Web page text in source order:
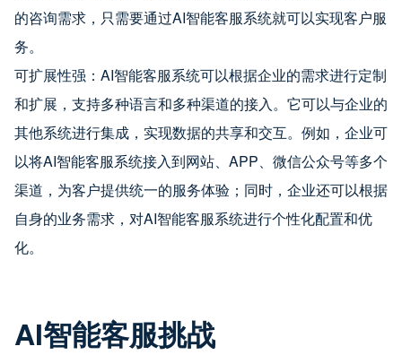
的咨询需求，只需要通过AI智能客服系统就可以实现客户服
务。
可扩展性强：AI智能客服系统可以根据企业的需求进行定制
和扩展，支持多种语言和多种渠道的接入。它可以与企业的
其他系统进行集成，实现数据的共享和交互。例如，企业可
以将AI智能客服系统接入到网站、APP、微信公众号等多个
渠道，为客户提供统一的服务体验；同时，企业还可以根据
自身的业务需求，对AI智能客服系统进行个性化配置和优
化。
AI智能客服挑战